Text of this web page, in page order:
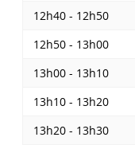
12h40 - 12h50
12h50 - 13h00
13h00 - 13h10
13h10 - 13h20
13h20 - 13h30